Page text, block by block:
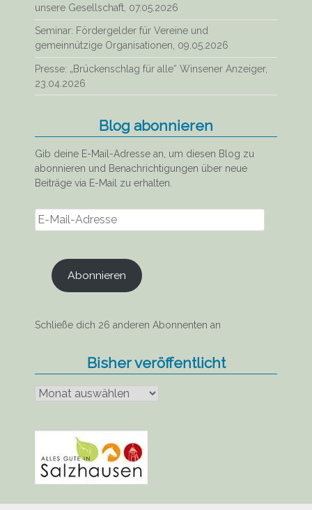
unsere Gesellschaft, 07.05.2026
Seminar: Fördergelder für Vereine und
gemeinnützige Organisationen, 09.05.2026
Presse: „Brückenschlag für alle“ Winsener Anzeiger,
23.04.2026
Blog abonnieren
Gib deine E-Mail-Adresse an, um diesen Blog zu
abonnieren und Benachrichtigungen über neue
Beiträge via E-Mail zu erhalten.
E-
Mail-
Abonnieren
Schließe dich 26 anderen Abonnenten an
Bisher veröffentlicht
veröffentlicht